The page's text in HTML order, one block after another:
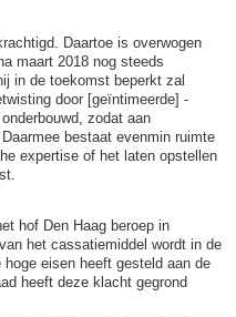
Daartoe is overwogen
maart 2018 nog steeds
in de toekomst beperkt zal
door [geïntimeerde] -
zodat aan
bestaat evenmin ruimte
expertise of het laten opstellen
hof Den Haag beroep in
het cassatiemiddel wordt in de
eisen heeft gesteld aan de
heeft deze klacht gegrond